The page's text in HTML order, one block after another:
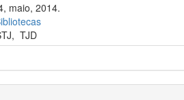
maio, 2014.
,TJD